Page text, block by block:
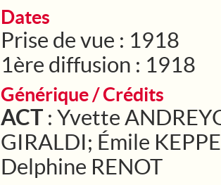
Dates
Prise de vue : 1918
1ère diffusion : 1918
Générique / Crédits
ACT : Yvette
GIRALDI; Émile
Delphine RENOT